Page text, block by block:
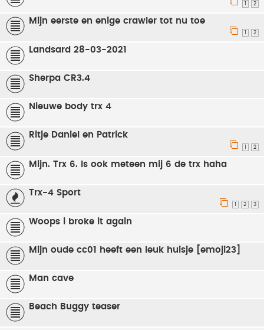
1 2
Mijn eerste en enige crawler tot nu toe
2
Landsard 28-03-2021
Sherpa CR3.4
Nieuwe body trx 4
Ritje Daniel en Patrick
1 2
Mijn. Trx 6. Is ook meteen mij 6 de trx haha
Trx-4 Sport
2 3
Woops i broke it again
Mijn oude cc01 heeft een leuk huisje [emoji23]
Man cave
Beach Buggy teaser